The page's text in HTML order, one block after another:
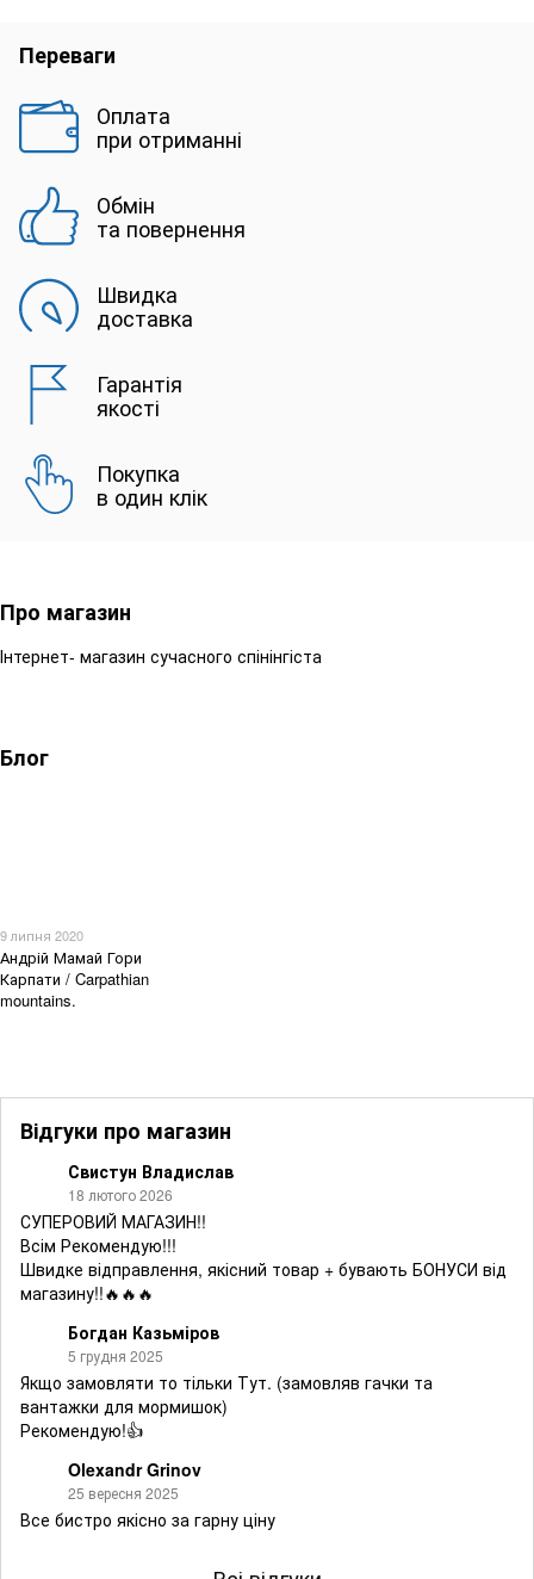
Переваги
Оплата
при отриманні
Обмін
та повернення
Швидка
доставка
Гарантія
якості
Покупка
в один клік
Про магазин
Інтернет- магазин сучасного спінінгіста
Блог
9 липня 2020
Андрій Мамай Гори
Карпати / Carpathian
mountains.
Відгуки про магазин
Свистун Владислав
18 лютого 2026
СУПЕРОВИЙ МАГАЗИН!!
Всім Рекомендую!!!
Швидке відправлення, якісний товар + бувають БОНУСИ від
магазину!!🔥🔥🔥
Богдан Казьміров
5 грудня 2025
Якщо замовляти то тільки Тут. (замовляв гачки та
вантажки для мормишок)
Рекомендую!👍
Olexandr Grinov
25 вересня 2025
Все бистро якісно за гарну ціну